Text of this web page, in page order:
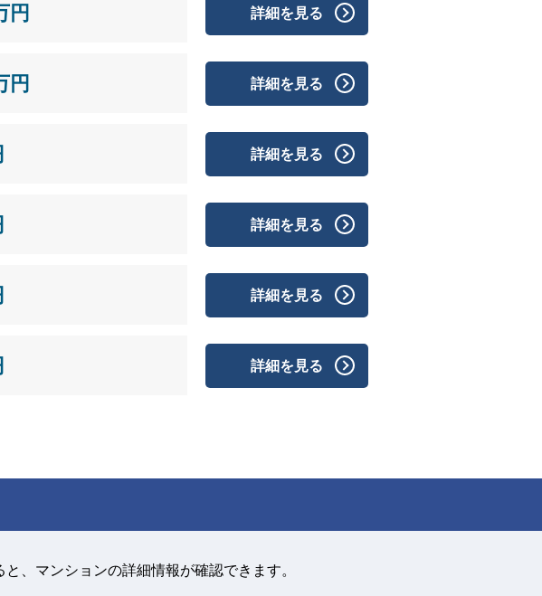
円 詳細を見る
円 詳細を見る
詳細を見る
詳細を見る
詳細を見る
詳細を見る
、マンションの詳細情報が確認できます。